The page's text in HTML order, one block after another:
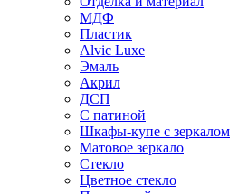
МДФ
Пластик
Alvic Luxe
Эмаль
Акрил
ДСП
С патиной
Шкафы-купе с зеркалом
Матовое зеркало
Стекло
Цветное стекло